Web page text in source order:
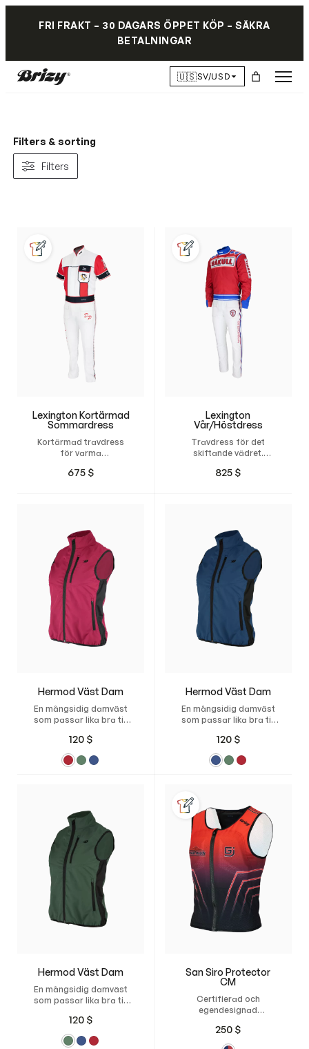
FRI FRAKT – 30 DAGARS ÖPPET KÖP – SÄKRA
BETALNINGAR
🇺🇸SV/USD
Filters & sorting
Filters
Lexington Kortärmad
Sommardress
Kortärmad travdress
för varma
din egen dress och få
naturlig.
675 $
Lexington
Vår/Höstdress
Travdress för det
skiftande vädret.
och få den måttsydd för
825 $
Hermod Väst Dam
En mångsidig damväst
som passar lika bra till
120 $
Hermod Väst Dam
En mångsidig damväst
som passar lika bra till
120 $
Hermod Väst Dam
En mångsidig damväst
som passar lika bra till
120 $
San Siro Protector
CM
Certifierad och
egendesignad
travsport.
250 $